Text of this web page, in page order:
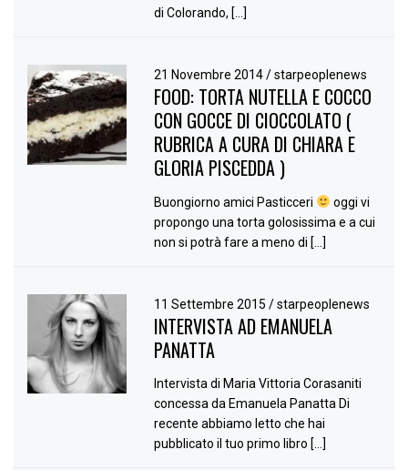
di Colorando, […]
21 Novembre 2014/ starpeoplenews
FOOD: TORTA NUTELLA E COCCO
CON GOCCE DI CIOCCOLATO (
RUBRICA A CURA DI CHIARA E
GLORIA PISCEDDA )
Buongiorno amici Pasticceri
oggi vi
propongo una torta golosissima e a cui
non si potrà fare a meno di […]
11 Settembre 2015/ starpeoplenews
INTERVISTA AD EMANUELA
PANATTA
Intervista di Maria Vittoria Corasaniti
concessa da Emanuela Panatta Di
recente abbiamo letto che hai
pubblicato il tuo primo libro […]